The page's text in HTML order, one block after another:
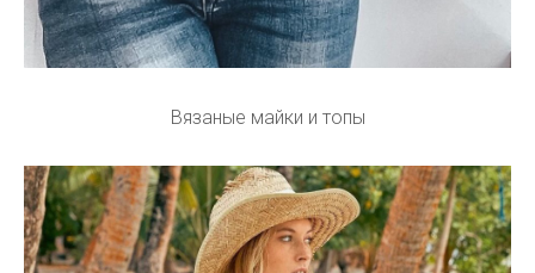
Вязаные майки и топы